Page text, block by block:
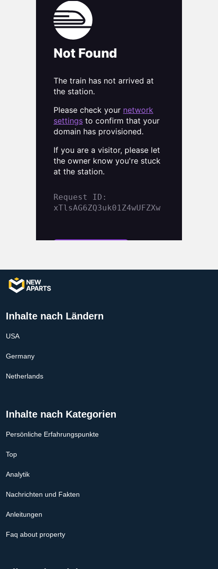
Inhalte nach Ländern
USA
Germany
Netherlands
Inhalte nach Kategorien
Persönliche Erfahrungspunkte
Top
Analytik
Nachrichten und Fakten
Anleitungen
Faq about property